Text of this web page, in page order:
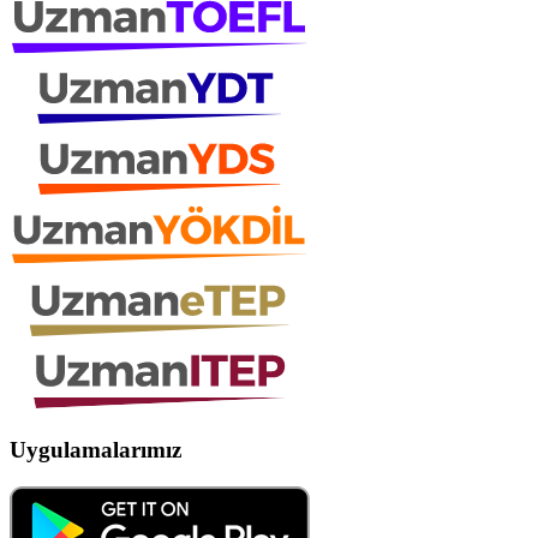
Uygulamalarımız